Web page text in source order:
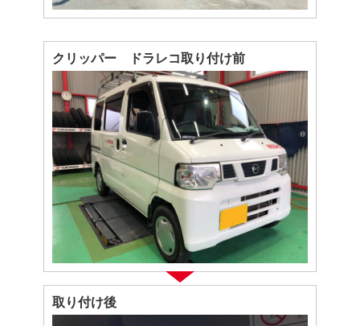
クリッパー ドラレコ取り付け前
取り付け後